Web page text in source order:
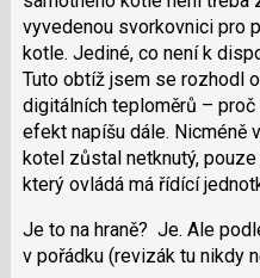
vyvedenou svorkovnici pro
kotle. Jediné, co není k
Tuto obtíž jsem se rozhodl
digitálních teploměrů –
efekt napíšu dále. Nicméně
kotel zůstal netknutý, pouze
který ovládá má řídící
Je to na hraně? Je. Ale
v pořádku (revizák tu nikdy